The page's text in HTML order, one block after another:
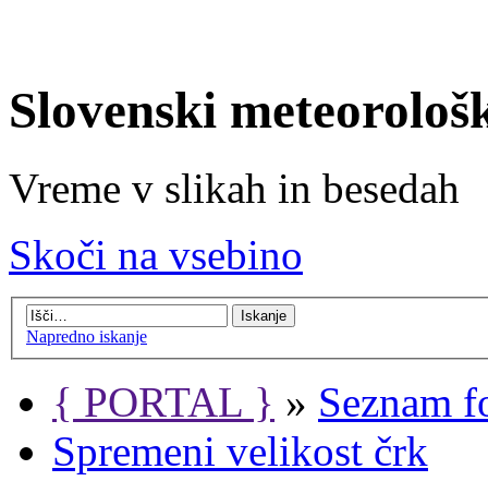
Slovenski
Vreme v slikah in besedah
Skoči na vsebino
Napredno iskanje
{ PORTAL } » Seznam
Spremeni velikost črk